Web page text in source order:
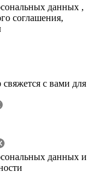
данных ,
соглашения,
с вами для
данных и